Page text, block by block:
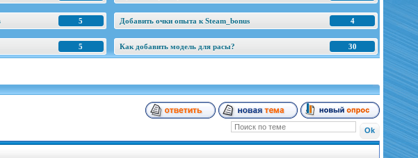
5 4
Добавить очки опыта к Steam_bonus
5 30
Как добавить модель для расы?